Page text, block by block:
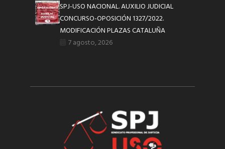
SPJ-USO NACIONAL. AUXILIO JUDICIAL
CONCURSO-OPOSICIÓN 1327/2022.
MODIFICACIÓN PLAZAS CATALUÑA
7 agosto, 2026